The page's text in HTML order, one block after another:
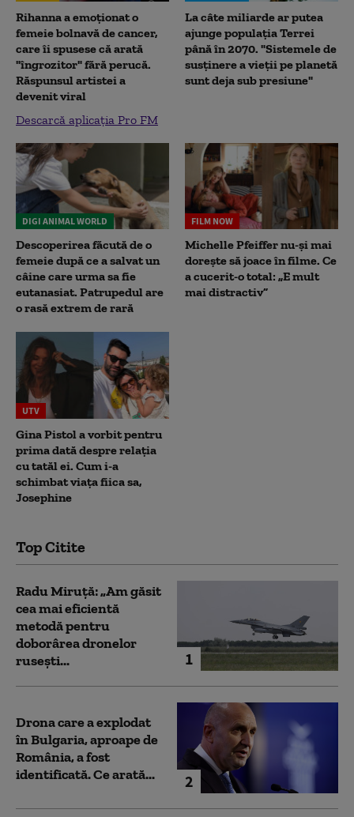
Rihanna a emoționat o
femeie bolnavă de cancer,
care îi spusese că arată
"îngrozitor" fără perucă.
Răspunsul artistei a
devenit viral
Descarcă aplicația Pro FM
La câte miliarde ar putea
ajunge populația Terrei
până în 2070. "Sistemele de
susținere a vieții pe planetă
sunt deja sub presiune"
DIGI ANIMAL WORLD
Descoperirea făcută de o
femeie după ce a salvat un
câine care urma sa fie
eutanasiat. Patrupedul are
o rasă extrem de rară
FILM NOW
Michelle Pfeiffer nu-și mai
dorește să joace în filme. Ce
a cucerit-o total: „E mult
mai distractiv”
UTV
Gina Pistol a vorbit pentru
prima dată despre relația
cu tatăl ei. Cum i-a
schimbat viața fiica sa,
Josephine
Top Citite
1
Radu Miruță: „Am găsit
cea mai eficientă
metodă pentru
doborârea dronelor
rusești...
2
Drona care a explodat
în Bulgaria, aproape de
România, a fost
identificată. Ce arată...